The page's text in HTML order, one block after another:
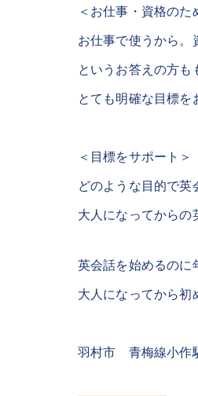
＜お仕事・資格のた
お仕事で使うから。
というお答えの方も
とても明確な目標を
＜目標をサポート＞
どのような目的で英
大人になってからの
英会話を始めるのに
大人になってから
羽村市 青梅線小作